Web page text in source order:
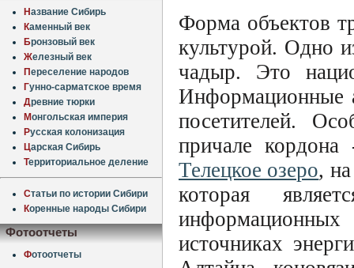
Название Сибирь
Каменный век
Бронзовый век
Железный век
Переселение народов
Гунно-сарматское время
Древние тюрки
Монгольская империя
Русская колонизация
Царская Сибирь
Территориальное деление
Статьи по истории Сибири
Коренные народы Сибири
Фотоотчеты
Фотоотчеты
Форма объектов
культурой. Одно
чадыр. Это
Информационные
посетителей.
причале
Телецкое озеро,
которая
источниках